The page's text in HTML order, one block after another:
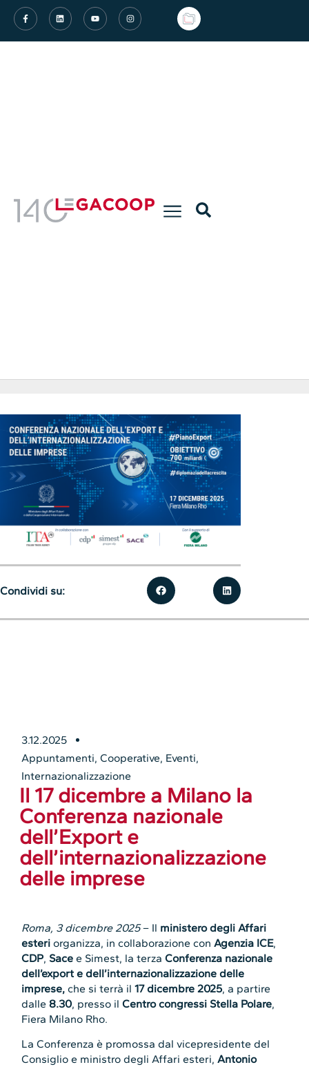
3.12.2025
Appuntamenti,Cooperative, Eventi,
Internazionalizzazione
Il 17 dicembre a Milano la
Conferenza nazionale
dell’Export e
dell’internazionalizzazione
delle imprese
Roma, 3 dicembre 2025– Il ministero degli Affari
esteriorganizza, in collaborazione conAgenzia ICE,
CDP, Sace e Simest, la terzaConferenza nazionale
dell’export e dell’internazionalizzazione delle
imprese, che si terrà il17 dicembre 2025, a partire
dalle8.30, presso ilCentro congressi Stella Polare,
Fiera Milano Rho.
La Conferenza è promossa dal vicepresidente del
Consiglio e ministro degli Affari esteri,Antonio
Condividi su: